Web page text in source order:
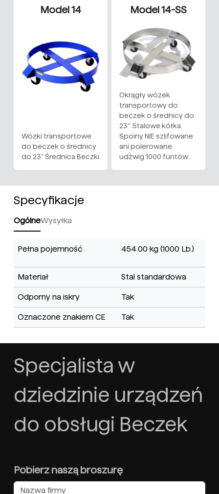
Model 14
Wózki transportowe
do beczek o średnicy
do 23" Średnica Beczki
Model 14-SS
Okrągły wózek
transportowy do
beczek o średnicy do
23". Stalowe kółka.
Spoiny NIE szlifowane
ani polerowane.
udźwig 1000 funtów.
Specyfikacje
OgólneWysyłka
Pełna pojemność 454.00 kg (1000 Lb.)
Materiał Stal standardowa
Odporny na iskry Tak
Oznaczone znakiem CE Tak
Specjalista w
dziedzinie urządzeń
do obsługi Beczek
Pobierz naszą broszurę